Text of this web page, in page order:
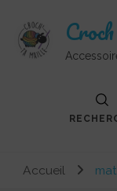
Accueil